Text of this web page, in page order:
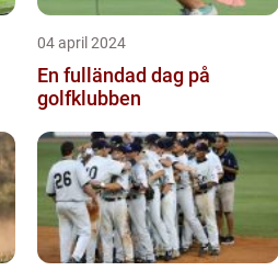
04 april 2024
En fulländad dag på
golfklubben